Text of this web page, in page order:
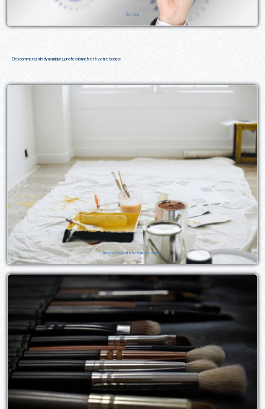
Service
Des commerçants dynamiques, professionnels et à votre écoute
Aménagement intérieur/extérieur